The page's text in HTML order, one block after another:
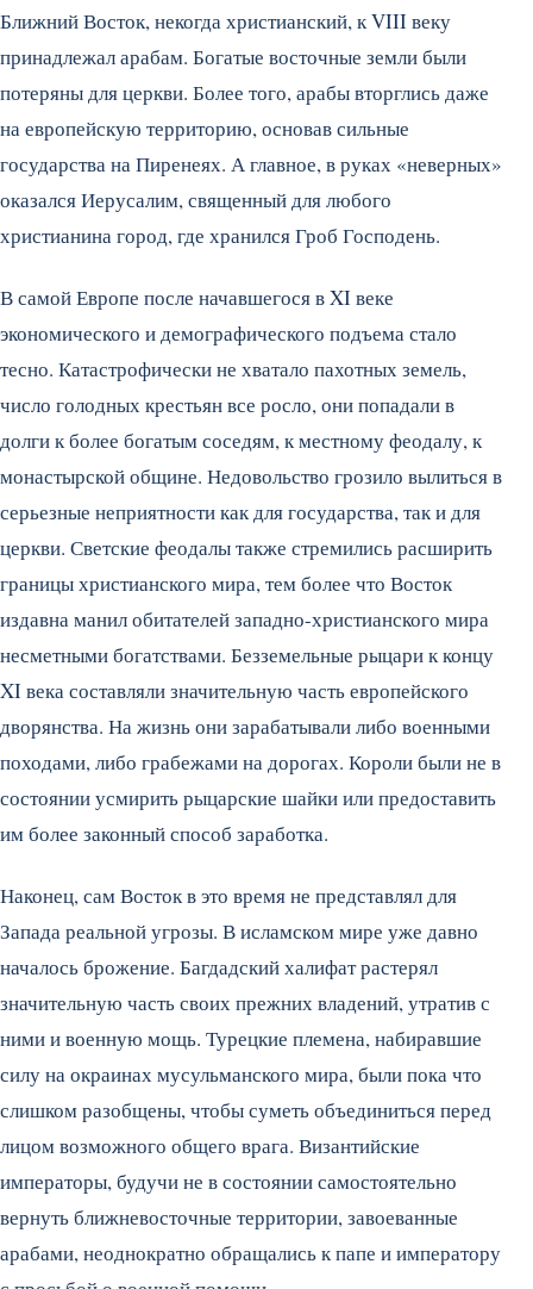
Ближний Восток, некогда христианский, к VIII веку
принадлежал арабам. Богатые восточные земли были
потеряны для церкви. Более того, арабы вторглись даже
на европейскую территорию, основав сильные
государства на Пиренеях. А главное, в руках «неверных»
оказался Иерусалим, священный для любого
христианина город, где хранился Гроб Господень.
В самой Европе после начавшегося в XI веке
экономического и демографического подъема стало
тесно. Катастрофически не хватало пахотных земель,
число голодных крестьян все росло, они попадали в
долги к более богатым соседям, к местному феодалу, к
монастырской общине. Недовольство грозило вылиться в
серьезные неприятности как для государства, так и для
церкви. Светские феодалы также стремились расширить
границы христианского мира, тем более что Восток
издавна манил обитателей западно-христианского мира
несметными богатствами. Безземельные рыцари к концу
XI века составляли значительную часть европейского
дворянства. На жизнь они зарабатывали либо военными
походами, либо грабежами на дорогах. Короли были не в
состоянии усмирить рыцарские шайки или предоставить
им более законный способ заработка.
Наконец, сам Восток в это время не представлял для
Запада реальной угрозы. В исламском мире уже давно
началось брожение. Багдадский халифат растерял
значительную часть своих прежних владений, утратив с
ними и военную мощь. Турецкие племена, набиравшие
силу на окраинах мусульманского мира, были пока что
слишком разобщены, чтобы суметь объединиться перед
лицом возможного общего врага. Византийские
императоры, будучи не в состоянии самостоятельно
вернуть ближневосточные территории, завоеванные
арабами, неоднократно обращались к папе и императору